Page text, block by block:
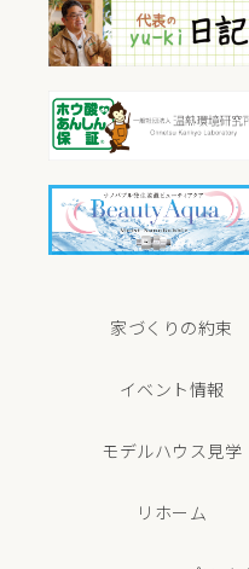
家づくりの約束
イベント情報
モデルハウス見学
リホーム